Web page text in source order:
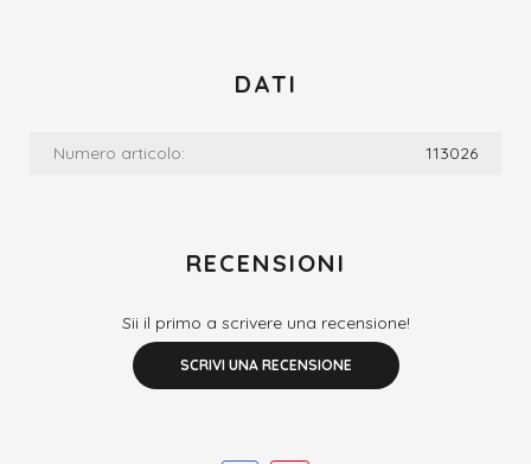
DATI
Numero articolo: 113026
RECENSIONI
Sii il primo a scrivere una recensione!
SCRIVI UNA RECENSIONE